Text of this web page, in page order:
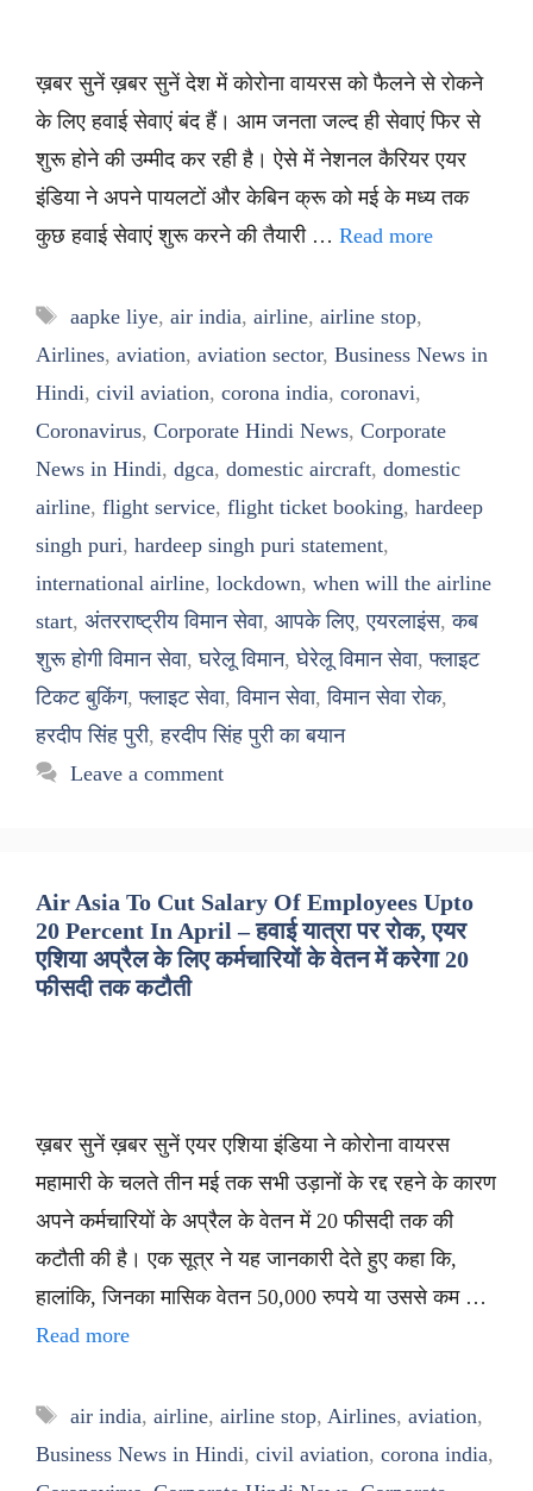
ख़बर सुनें ख़बर सुनें देश में कोरोना वायरस को फैलने से रोकने
के लिए हवाई सेवाएं बंद हैं। आम जनता जल्द ही सेवाएं फिर से
शुरू होने की उम्मीद कर रही है। ऐसे में नेशनल कैरियर एयर
इंडिया ने अपने पायलटों और केबिन क्रू को मई के मध्य तक
कुछ हवाई सेवाएं शुरू करने की तैयारी … Read more
Tags
aapke liye, air india, airline, airline stop,
Airlines, aviation, aviation sector, Business News in
Hindi, civil aviation, corona india, coronavi,
Coronavirus, Corporate Hindi News, Corporate
News in Hindi, dgca, domestic aircraft, domestic
airline, flight service, flight ticket booking, hardeep
singh puri, hardeep singh puri statement,
international airline, lockdown, when will the airline
start, अंतरराष्ट्रीय विमान सेवा, आपके लिए,एयरलाइंस,कब
शुरू होगी विमान सेवा,घरेलू विमान,घेरेलू विमान सेवा,फ्लाइट
टिकट बुकिंग,फ्लाइट सेवा,विमान सेवा,विमान सेवा रोक,
हरदीप सिंह पुरी,हरदीप सिंह पुरी का बयान
Leave a comment
Air Asia To Cut Salary Of Employees Upto
20 Percent In April – हवाई यात्रा पर रोक, एयर
एशिया अप्रैल के लिए कर्मचारियों के वेतन में करेगा 20
फीसदी तक कटौती
ख़बर सुनें ख़बर सुनें एयर एशिया इंडिया ने कोरोना वायरस
महामारी के चलते तीन मई तक सभी उड़ानों के रद्द रहने के कारण
अपने कर्मचारियों के अप्रैल के वेतन में 20 फीसदी तक की
कटौती की है। एक सूत्र ने यह जानकारी देते हुए कहा कि,
हालांकि, जिनका मासिक वेतन 50,000 रुपये या उससे कम …
Read more
Tags
air india, airline, airline stop, Airlines, aviation,
Business News in Hindi, civil aviation, corona india,